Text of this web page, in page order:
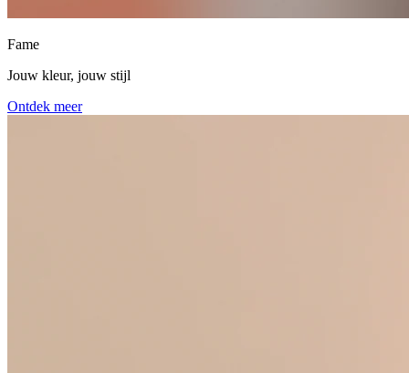
Fame
Jouw kleur, jouw stijl
Ontdek meer